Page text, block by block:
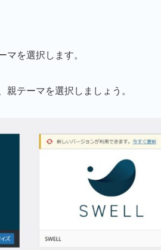
を選択します。
テーマを選択しましょう。